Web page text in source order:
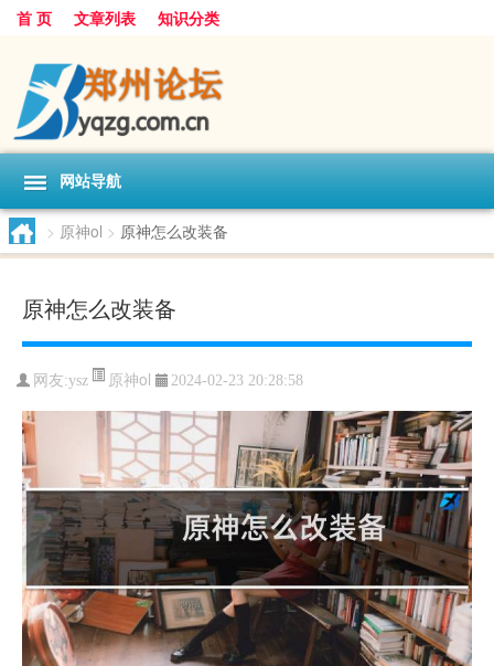
首 页 文章列表 知识分类
网站导航
> 原神ol > 原神怎么改装备
原神怎么改装备
网友:ysz 原神ol 2024-02-23 20:28:58